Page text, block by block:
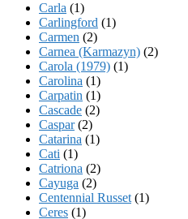
Carla (1)
Carlingford (1)
Carmen (2)
Carnea (Karmazyn) (2)
Carola (1979) (1)
Carolina (1)
Carpatin (1)
Cascade (2)
Caspar(2)
Catarina (1)
Cati (1)
Catriona (2)
Cayuga (2)
Centennial Russet (1)
Ceres (1)